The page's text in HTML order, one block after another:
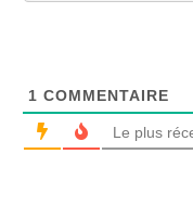
1 COMMENTAIRE
Le plus